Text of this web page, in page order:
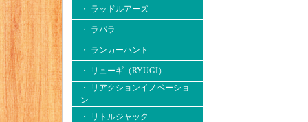
・ ラッドルアーズ
・ ラパラ
・ ランカーハント
・ リューギ（RYUGI）
・ リアクションイノベーショ
ン
・ リトルジャック